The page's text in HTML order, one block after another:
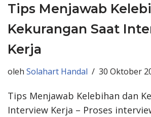
Tips Menjawab
Kekurangan Saat
Kerja
oleh Solahart Handal 30 Oktober
Tips Menjawab Kelebihan dan
Interview Kerja – Proses